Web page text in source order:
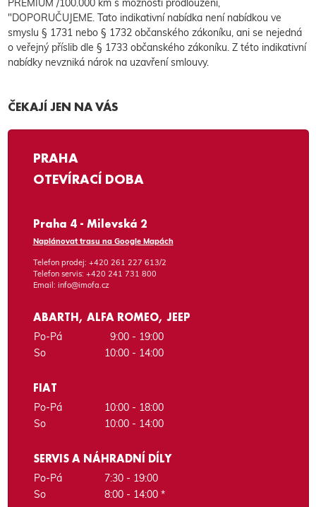
PREMIUM /100.000 km s možností prodloužení,
"DOPORUČUJEME. Tato indikativní nabídka není nabídkou ve
smyslu § 1731 nebo § 1732 občanského zákoníku, ani se nejedná
o veřejný příslib dle § 1733 občanského zákoníku. Z této indikativní
nabídky nevzniká nárok na uzavření smlouvy.
ČEKAJÍ JEN NA VÁS
PRAHA
OTEVÍRACÍ DOBA
Praha 4 - Milevská 2
Naplánovat trasu na Google Mapách
Telefon prodej: +420 261 227 613/2
Telefon servis: +420 241 731 800
Email: info@imofa.cz
ABARTH, ALFA ROMEO, JEEP
Po-Pá
9:00 - 19:00
So
10:00 - 14:00
FIAT
Po-Pá
10:00 - 18:00
So
10:00 - 14:00
SERVIS A NÁHRADNÍ DÍLY
Po-Pá
7:30 - 19:00
So
8:00 - 14:00 *